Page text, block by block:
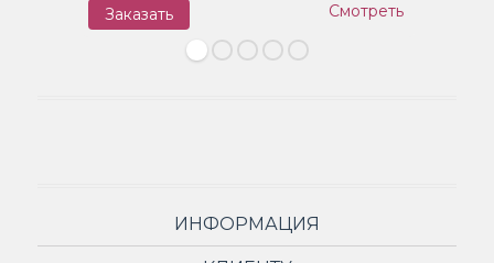
Заказать Смотреть
ИНФОРМАЦИЯ